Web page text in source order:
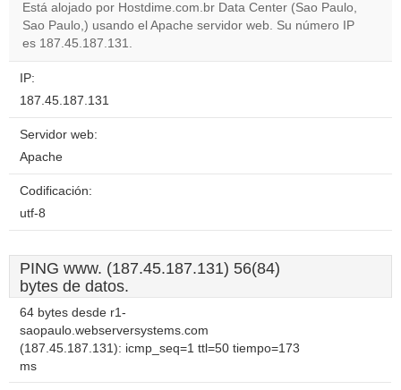
Do you
Está alojado por Hostdime.com.br Data Center (Sao Paulo,
Sao Paulo,) usando el Apache servidor web. Su número IP
es 187.45.187.131.
IP:
187.45.187.131
Servidor web:
Apache
Codificación:
utf-8
PING www. (187.45.187.131) 56(84)
bytes de datos.
64 bytes desde r1-
saopaulo.webserversystems.com
(187.45.187.131): icmp_seq=1 ttl=50 tiempo=173
ms